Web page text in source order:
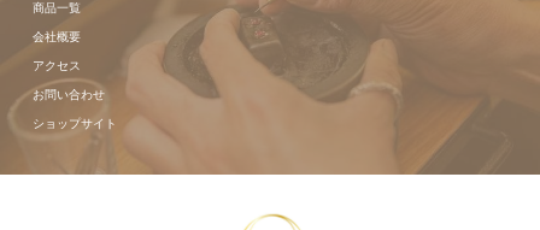
商品一覧
会社概要
アクセス
お問い合わせ
ショップサイト